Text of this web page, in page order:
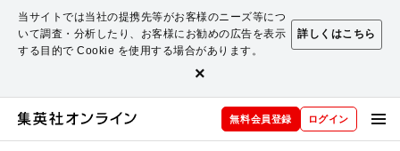
当サイトでは当社の提携先等がお客様のニーズ等につ
いて調査・分析したり、お客様にお勧めの広告を表示
する目的で Cookie を使用する場合があります。
詳しくはこちら
×
無料会員登録 ログイン